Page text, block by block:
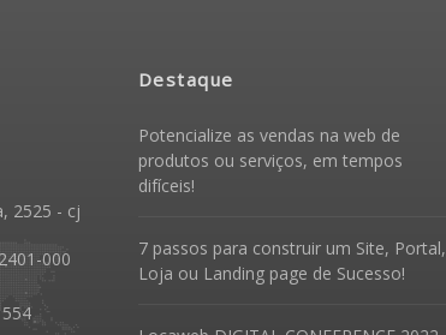
2525 - cj
000
Destaque
Potencialize as vendas na web de
produtos ou serviços, em tempos
difíceis!
7 passos para construir um Site, Portal,
Loja ou Landing page de Sucesso!